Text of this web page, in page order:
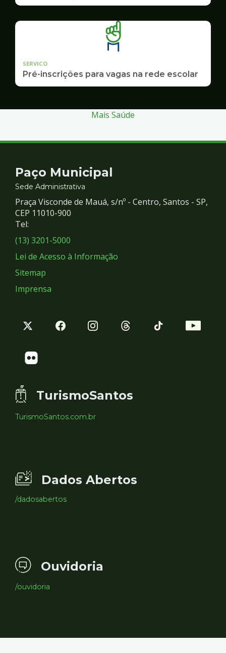
SERVICO
Pré-inscrições para vagas na rede escolar
Mais Saúde
Contato
e
Redes
Sociais
Paço Municipal
Sede Administrativa
Praça Visconde de Mauá, s/nº - Centro, Santos - SP,
CEP 11010-900
Tel:
(13) 3201-5000
Lei de Acesso à Informação
Sitemap
Imprensa
TurismoSantos
TurismoSantos.com.br
Dados Abertos
/dadosabertos
Ouvidoria
/ouvidoria